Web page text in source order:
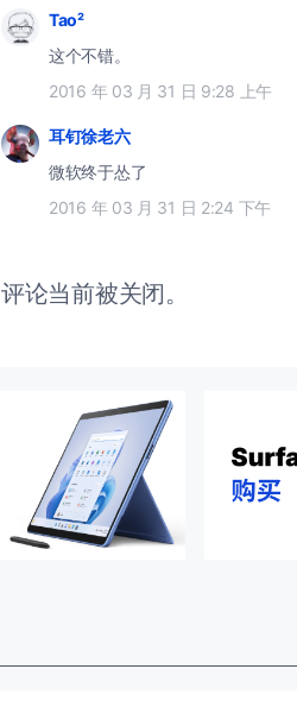
Tao²
这个不错。
2016 年 03 月 31 日 9:28 上午
耳钉徐老六
微软终于怂了
2016 年 03 月 31 日 2:24 下午
评论当前被关闭。